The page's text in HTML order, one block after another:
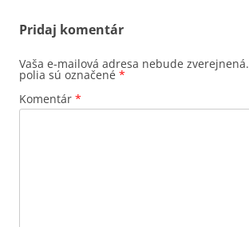
Pridaj komentár
Vaša e-mailová adresa nebude zverejnená.
polia sú označené *
Komentár *